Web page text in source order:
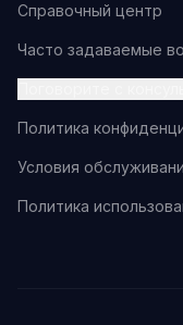
Справочный центр
Часто задаваемые
Политика
Условия
Политика